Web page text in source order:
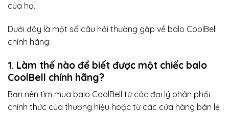
của họ.
Dưới đây là một số câu hỏi thường gặp về balo CoolBell
chính hãng:
1. Làm thế nào để biết được một chiếc balo
CoolBell chính hãng?
Bạn nên tìm mua balo CoolBell từ các đại lý phân phối
chính thức của thương hiệu hoặc từ các cửa hàng bán lẻ